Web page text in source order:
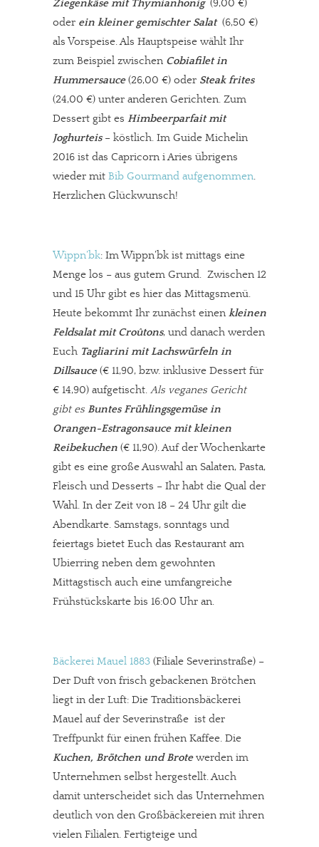
Werbung. Beide Einnahmequellen sind in den letzten Monaten
stark zurückgegangen.
Solltest Du unsere unabhängige Berichterstattung schätzen,
kannst Du uns mit einer kleinen Spende unterstützen.
Paypal - danke@meinesuedstadt.de
JETZT SPENDEN
Ziegenkäse mit Thymianhonig (9,00 €)
oder ein kleiner gemischter Salat (6,50 €)
als Vorspeise. Als Hauptspeise wählt Ihr
zum Beispiel zwischen Cobiafilet in
Hummersauce(26,00 €) oder Steak frites
(24,00 €) unter anderen Gerichten. Zum
Dessert gibt es Himbeerparfait mit
Joghurteis– köstlich. Im Guide Michelin
2016 ist das Capricorn i Aries übrigens
wieder mit Bib Gourmand aufgenommen.
Herzlichen Glückwunsch!
Wippn’bk: Im Wippn’bk ist mittags eine
Menge los – aus gutem Grund. Zwischen 12
und 15 Uhr gibt es hier das Mittagsmenü.
Heute bekommt Ihr zunächst einen kleinen
Feldsalat mit Croûtons, und danach werden
Euch Tagliarini mit Lachswürfeln in
Dillsauce(€ 11,90, bzw. inklusive Dessert für
€ 14,90) aufgetischt. Als veganes Gericht
gibt es Buntes Frühlingsgemüse in
Orangen-Estragonsauce mit kleinen
Reibekuchen (€ 11,90). Auf der Wochenkarte
gibt es eine große Auswahl an Salaten, Pasta,
Fleisch und Desserts – Ihr habt die Qual der
Wahl. In der Zeit von 18 – 24 Uhr gilt die
Abendkarte. Samstags, sonntags und
feiertags bietet Euch das Restaurant am
Ubierring neben dem gewohnten
Mittagstisch auch eine umfangreiche
Frühstückskarte bis 16:00 Uhr an.
Bäckerei Mauel 1883 (Filiale Severinstraße) –
Der Duft von frisch gebackenen Brötchen
liegt in der Luft: Die Traditionsbäckerei
Mauel auf der Severinstraße ist der
Treffpunkt für einen frühen Kaffee. Die
Kuchen, Brötchen und Brotewerden im
Unternehmen selbst hergestellt. Auch
damit unterscheidet sich das Unternehmen
deutlich von den Großbäckereien mit ihren
vielen Filialen. Fertigteige und